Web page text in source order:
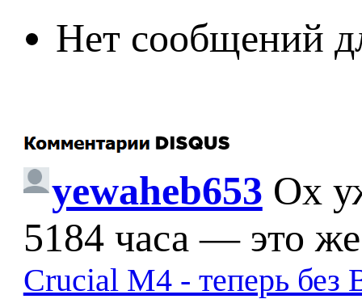
Нет сообщений
yewaheb653 Ох
5184 часа — это
Crucial M4 - теперь без